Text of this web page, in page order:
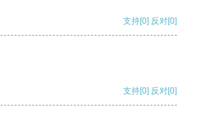
支持[0] 反对[0]
支持[0] 反对[0]